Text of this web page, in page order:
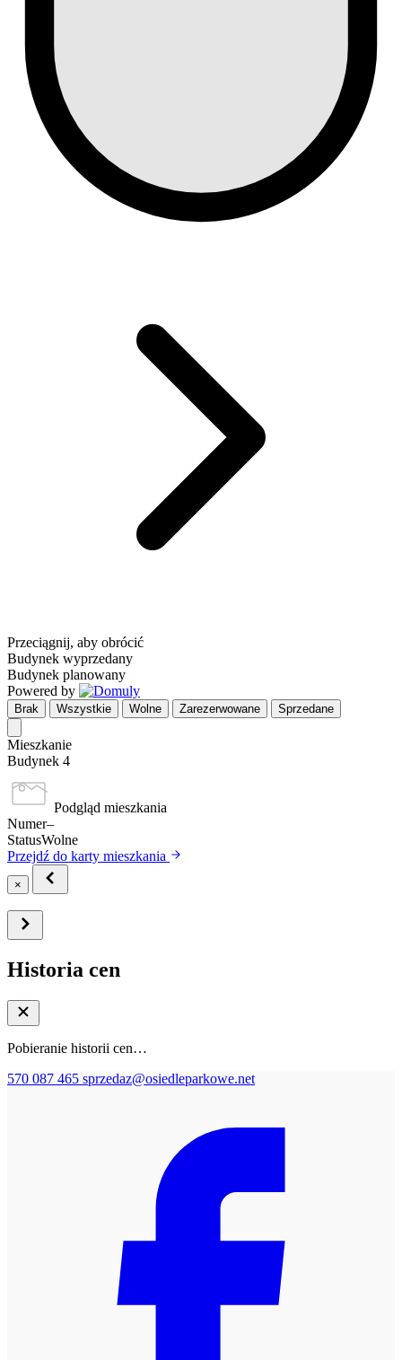
Przeciągnij, aby obrócić
Budynek wyprzedany
Budynek planowany
Powered by
Brak Wszystkie Wolne Zarezerwowane Sprzedane
Mieszkanie
Budynek 4
Podgląd mieszkania
Numer–
StatusWolne
Przejdź do karty mieszkania
×
Historia cen
Pobieranie historii cen…
570 087 465 sprzedaz@osiedleparkowe.net